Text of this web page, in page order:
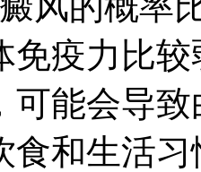
免疫力比
可能会导
食和生活